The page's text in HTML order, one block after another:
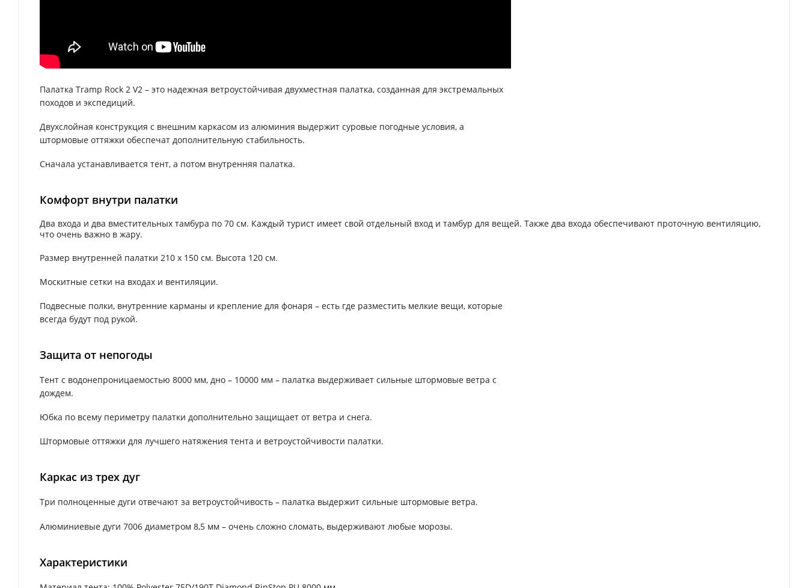
Палатка Tramp Rock 2 V2 – это надежная ветроустойчивая двухместная палатка, созданная для экстремальных
походов и экспедиций.
Двухслойная конструкция с внешним каркасом из алюминия выдержит суровые погодные условия, а
штормовые оттяжки обеспечат дополнительную стабильность.
Сначала устанавливается тент, а потом внутренняя палатка.
Комфорт внутри палатки
Два входа и два вместительных тамбура по 70 см. Каждый турист имеет свой отдельный вход и тамбур для вещей. Также два входа обеспечивают проточную вентиляцию,
что очень важно в жару.
Размер внутренней палатки 210 х 150 см. Высота 120 см.
Москитные сетки на входах и вентиляции.
Подвесные полки, внутренние карманы и крепление для фонаря – есть где разместить мелкие вещи, которые
всегда будут под рукой.
Защита от непогоды
Тент с водонепроницаемостью 8000 мм, дно – 10000 мм – палатка выдерживает сильные штормовые ветра с
дождем.
Юбка по всему периметру палатки дополнительно защищает от ветра и снега.
Штормовые оттяжки для лучшего натяжения тента и ветроустойчивости палатки.
Каркас из трех дуг
Три полноценные дуги отвечают за ветроустойчивость – палатка выдержит сильные штормовые ветра.
Алюминиевые дуги 7006 диаметром 8,5 мм – очень сложно сломать, выдерживают любые морозы.
Характеристики